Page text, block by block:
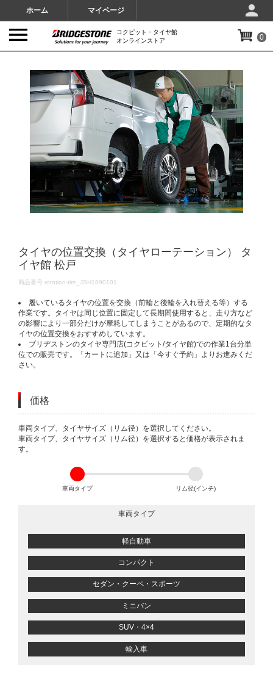
ホーム マイページ
コクピット・タイヤ館
オンラインストア
0
タイヤの位置交換（タイヤローテーション） タ
イヤ館 松戸
DETAILS
商品番号 rotation-tire_JSH1890101
履いているタイヤの位置を交換（前輪と後輪を入れ替える等）する
作業です。タイヤは同じ位置に固定して長期間使用すると、走り方など
の影響により一部分だけが摩耗してしまうことがあるので、定期的なタ
イヤの位置交換をおすすめしています。
ブリヂストンのタイヤ専門店(コクピット/タイヤ館)での作業1台分単
位での販売です。「カートに追加」又は「今すぐ予約」よりお進みくだ
さい。
価格
VARIATIONS
車両タイプ、タイヤサイズ（リム径）を選択してください。
車両タイプ、タイヤサイズ（リム径）を選択すると価格が表示されま
す。
車両タイプ リム径(インチ)
車両タイプ
軽自動車
コンパクト
セダン・クーペ・スポーツ
ミニバン
SUV・4×4
輸入車